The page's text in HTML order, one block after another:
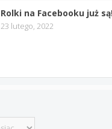
Rolki na Facebooku już
23 lutego, 2022